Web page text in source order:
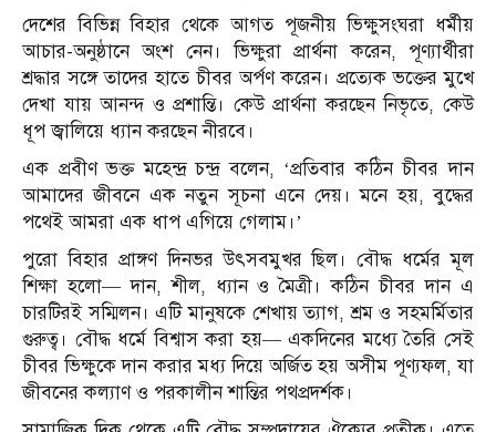
দেশের বিভিন্ন বিহার থেকে আগত পূজনীয় ভিক্ষুসংঘরা ধর্মীয়
আচার-অনুষ্ঠানে অংশ নেন। ভিক্ষুরা প্রার্থনা করেন, পূণ্যার্থীরা
শ্রদ্ধার সঙ্গে তাদের হাতে চীবর অর্পণ করেন। প্রত্যেক ভক্তের মুখে
দেখা যায় আনন্দ ও প্রশান্তি। কেউ প্রার্থনা করছেন নিভৃতে, কেউ
ধূপ জ্বালিয়ে ধ্যান করছেন নীরবে।
এক প্রবীণ ভক্ত মহেন্দ্র চন্দ্র বলেন, ‘প্রতিবার কঠিন চীবর দান
আমাদের জীবনে এক নতুন সূচনা এনে দেয়। মনে হয়, বুদ্ধের
পথেই আমরা এক ধাপ এগিয়ে গেলাম।’
পুরো বিহার প্রাঙ্গণ দিনভর উৎসবমুখর ছিল। বৌদ্ধ ধর্মের মূল
শিক্ষা হলো— দান, শীল, ধ্যান ও মৈত্রী। কঠিন চীবর দান এ
চারটিরই সম্মিলন। এটি মানুষকে শেখায় ত্যাগ, শ্রম ও সহমর্মিতার
গুরুত্ব। বৌদ্ধ ধর্মে বিশ্বাস করা হয়— একদিনের মধ্যে তৈরি সেই
চীবর ভিক্ষুকে দান করার মধ্য দিয়ে অর্জিত হয় অসীম পূণ্যফল, যা
জীবনের কল্যাণ ও পরকালীন শান্তির পথপ্রদর্শক।